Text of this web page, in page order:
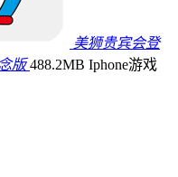
美狮贵宾会登
版 488.2MB Iphone游戏